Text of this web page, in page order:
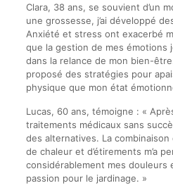
Clara, 38 ans, se souvient d’un
une grossesse, j’ai développé
Anxiété et stress ont exacerbé
que la gestion de mes émotions
dans la relance de mon bien-
proposé des stratégies pour
physique que mon état
Lucas, 60 ans, témoigne : «
traitements médicaux sans
des alternatives. La combinaison
de chaleur et d’étirements m’a
considérablement mes douleurs
passion pour le jardinage. »